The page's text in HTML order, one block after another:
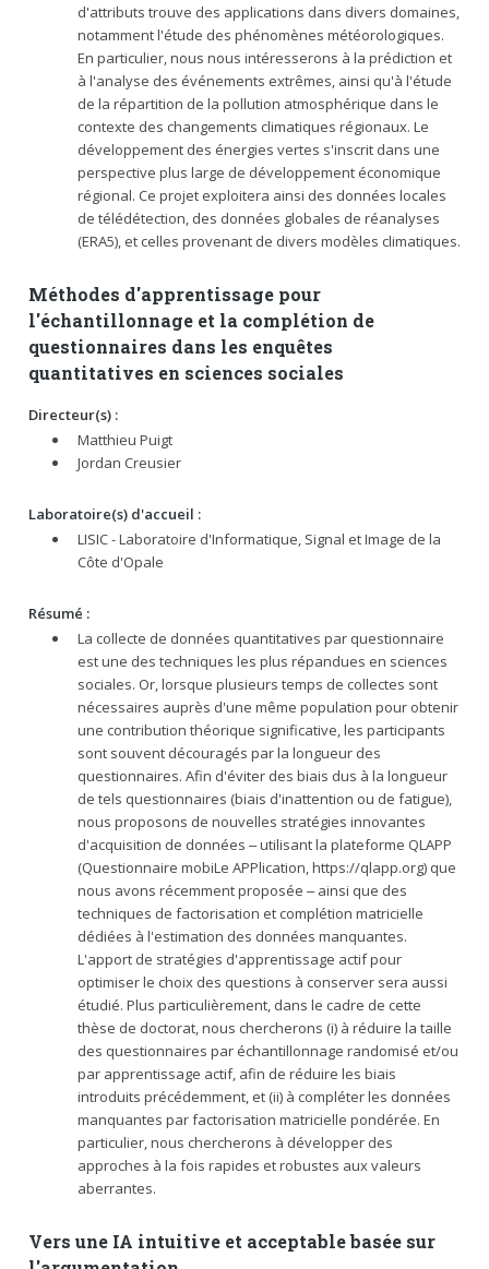
d'attributs trouve des applications dans divers domaines,
notamment l'étude des phénomènes météorologiques.
En particulier, nous nous intéresserons à la prédiction et
à l'analyse des événements extrêmes, ainsi qu'à l'étude
de la répartition de la pollution atmosphérique dans le
contexte des changements climatiques régionaux. Le
développement des énergies vertes s'inscrit dans une
perspective plus large de développement économique
régional. Ce projet exploitera ainsi des données locales
de télédétection, des données globales de réanalyses
(ERA5), et celles provenant de divers modèles climatiques.
Méthodes d'apprentissage pour
l'échantillonnage et la complétion de
questionnaires dans les enquêtes
quantitatives en sciences sociales
Directeur(s) :
Matthieu Puigt
Jordan Creusier
Laboratoire(s) d'accueil :
LISIC - Laboratoire d'Informatique, Signal et Image de la
Côte d'Opale
Résumé :
La collecte de données quantitatives par questionnaire
est une des techniques les plus répandues en sciences
sociales. Or, lorsque plusieurs temps de collectes sont
nécessaires auprès d'une même population pour obtenir
une contribution théorique significative, les participants
sont souvent découragés par la longueur des
questionnaires. Afin d'éviter des biais dus à la longueur
de tels questionnaires (biais d'inattention ou de fatigue),
nous proposons de nouvelles stratégies innovantes
d'acquisition de données ‒ utilisant la plateforme QLAPP
(Questionnaire mobiLe APPlication, https://qlapp.org) que
nous avons récemment proposée ‒ ainsi que des
techniques de factorisation et complétion matricielle
dédiées à l'estimation des données manquantes.
L'apport de stratégies d'apprentissage actif pour
optimiser le choix des questions à conserver sera aussi
étudié. Plus particulièrement, dans le cadre de cette
thèse de doctorat, nous chercherons (i) à réduire la taille
des questionnaires par échantillonnage randomisé et/ou
par apprentissage actif, afin de réduire les biais
introduits précédemment, et (ii) à compléter les données
manquantes par factorisation matricielle pondérée. En
particulier, nous chercherons à développer des
approches à la fois rapides et robustes aux valeurs
aberrantes.
Vers une IA intuitive et acceptable basée sur